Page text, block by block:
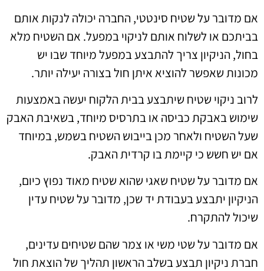
אם מדובר על שטיח סינטטי, החברה יכולה לנקות אותם
בביתכם או לשלוח אותם לניקוי במפעל. אם השטיח מלא
בחול, הניקיון צריך להתבצע במפעל מיוחד שבו יש
מכונות שאפשר להוציא איתן חול בצורה יעילה יותר.
לרוב ניקוי שטיח שיתבצע בבית הלקוח יעשה באמצעות
שימוש באבקת כביסה או בתרסיס מיוחד, בשאיבת האבק
שעל השטיח ולאחר מכן בייבוש השטיח בשמש, במיוחד
אם יש חשש כי קיימת בו קרדית האבק.
אם מדובר על שטיח שאגי שהוא שטיח מאוד נפוץ כיום,
הניקיון יתבצע בעבודת יד שכן, מדובר על שטיח עדין
שיכול להתקרח.
אם מדובר על שטי משי או צמר שהם שטיחים עדינים,
חברת ניקיון תבצע בשלב הראשון תהליך של הוצאת חול